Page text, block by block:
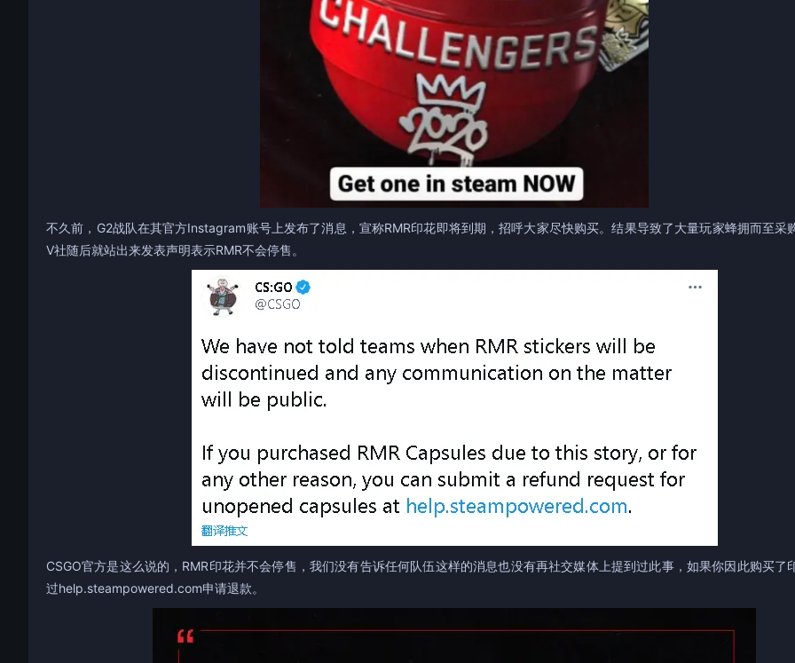
不久前，G2战队在其官方Instagram账号上发布了消息，宣称RMR印花即将到期，招呼大家尽快购买。结果导致了大量玩家蜂拥而至采
V社随后就站出来发表声明表示RMR不会停售。
CSGO官方是这么说的，RMR印花并不会停售，我们没有告诉任何队伍这样的消息也没有再社交媒体上提到过此事，如果你因此购买了
过help.steampowered.com申请退款。